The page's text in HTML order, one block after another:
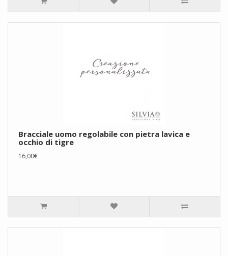
Bracciale uomo regolabile con pietra lavica e
occhio di tigre
16,00€